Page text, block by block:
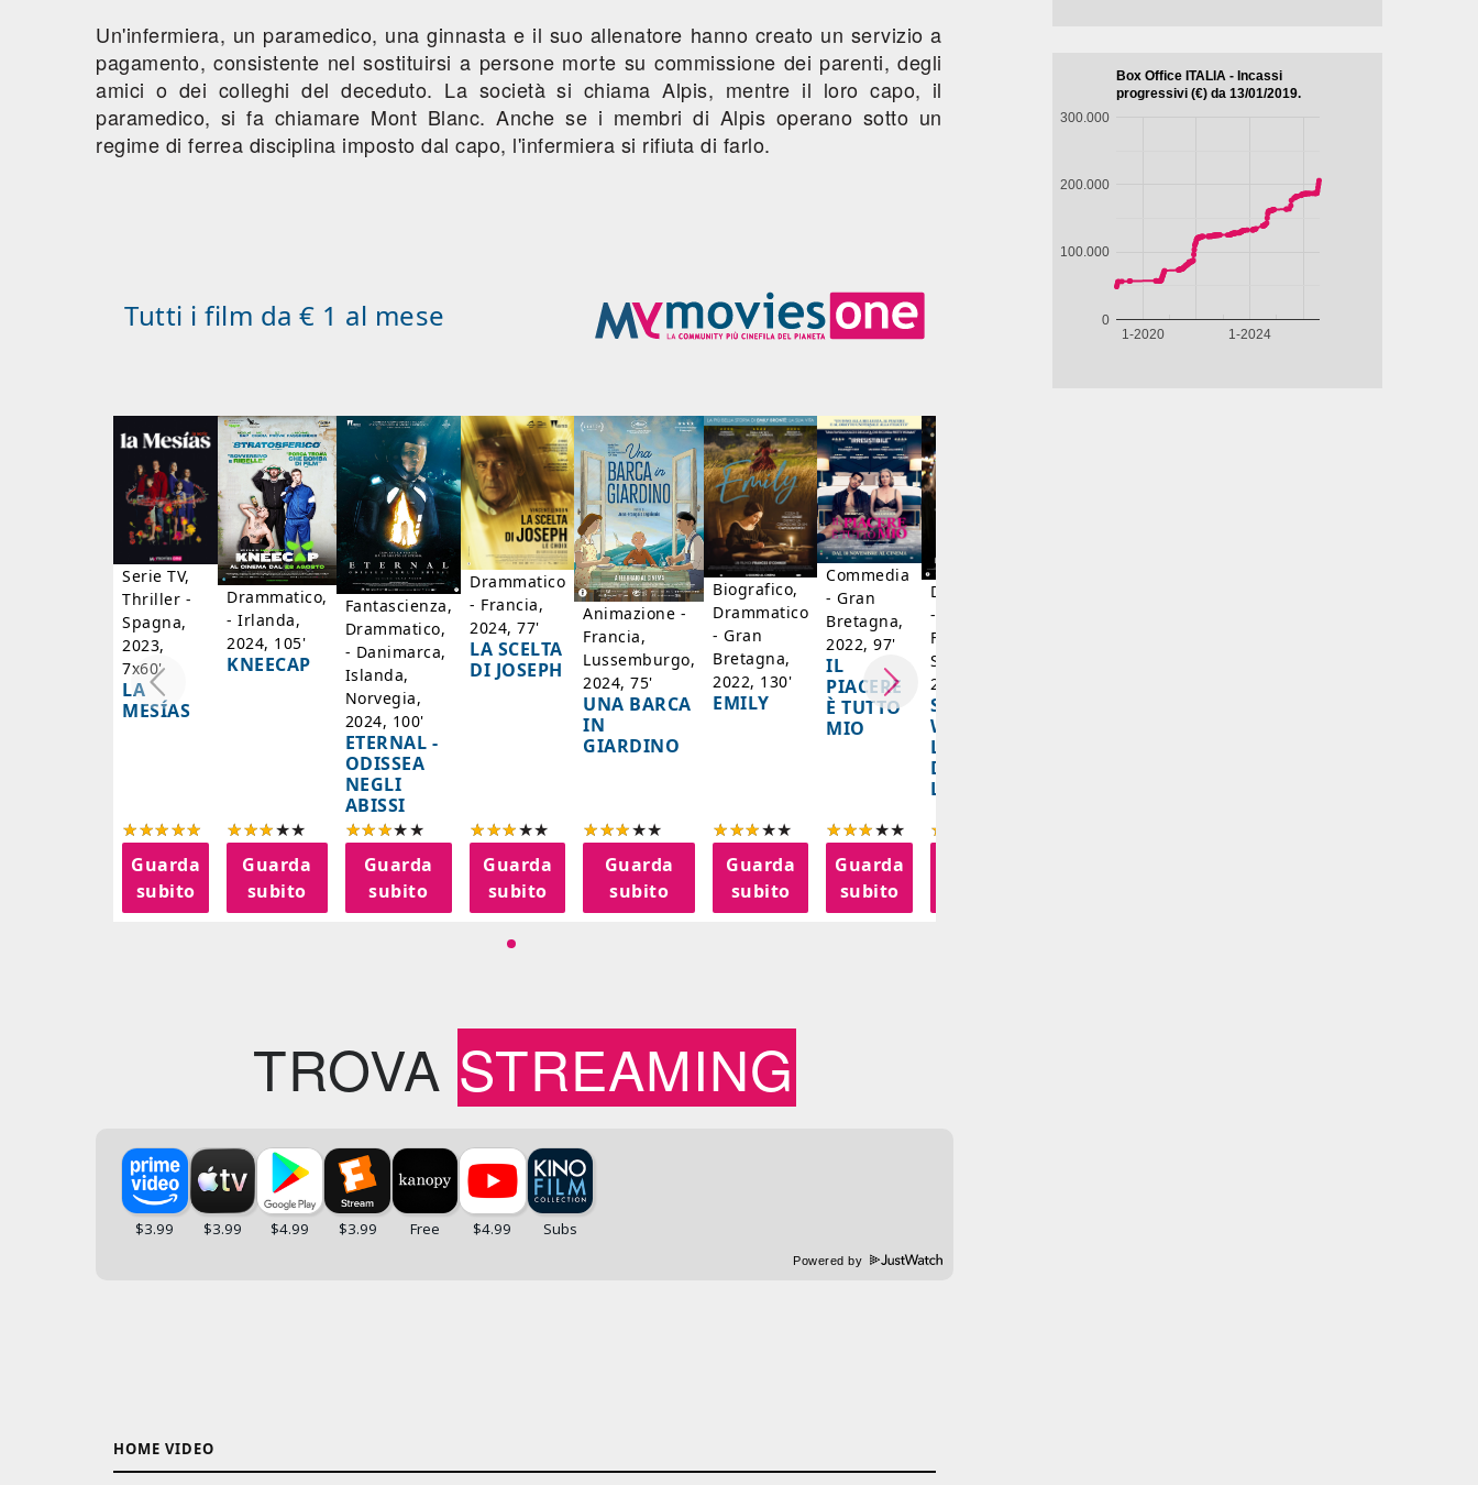
Un'infermiera, un paramedico, una ginnasta e il suo allenatore hanno creato un servizio a
pagamento, consistente nel sostituirsi a persone morte su commissione dei parenti, degli
amici o dei colleghi del deceduto. La società si chiama Alpis, mentre il loro capo, il
paramedico, si fa chiamare Mont Blanc. Anche se i membri di Alpis operano sotto un
regime di ferrea disciplina imposto dal capo, l'infermiera si rifiuta di farlo.
Tutti i film da € 1 al mese
Serie TV,
Thriller -
Spagna,
2023,
7x60'
LA
MESÍAS
Guarda
subito
Drammatico,
- Irlanda,
2024, 105'
KNEECAP
Guarda
subito
Fantascienza,
Drammatico,
- Danimarca,
Islanda,
Norvegia,
2024, 100'
ETERNAL -
ODISSEA
NEGLI
ABISSI
Guarda
subito
Drammatico
- Francia,
2024, 77'
LA SCELTA
DI JOSEPH
Guarda
subito
Animazione -
Francia,
Lussemburgo,
2024, 75'
UNA BARCA
IN
GIARDINO
Guarda
subito
Biografico,
Drammatico
- Gran
Bretagna,
2022, 130'
EMILY
Guarda
subito
Commedia
- Gran
Bretagna,
2022, 97'
IL
PIACERE
È TUTTO
MIO
Guarda
subito
Drammatico
- Giappone,
Francia,
Singapore,
2024, 105'
SPIRIT
WORLD -
LA FESTA
DELLE
LANTERNE
TROVA STREAMING
Powered by
HOME VIDEO